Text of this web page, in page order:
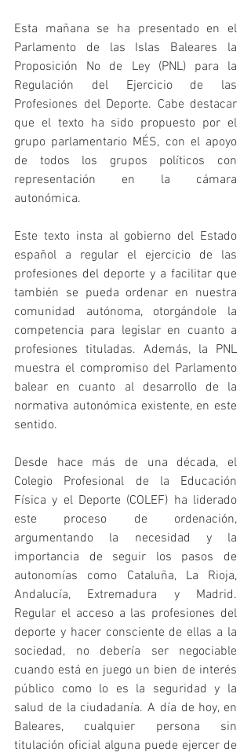
Esta mañana se ha presentado en el
Parlamento de las Islas Baleares la
Proposición No de Ley (PNL) para la
Regulación del Ejercicio de las
Profesiones del Deporte. Cabe destacar
que el texto ha sido propuesto por el
grupo parlamentario MÉS, con el apoyo
de todos los grupos políticos con
representación en la cámara
autonómica.
Este texto insta al gobierno del Estado
español a regular el ejercicio de las
profesiones del deporte y a facilitar que
también se pueda ordenar en nuestra
comunidad autónoma, otorgándole la
competencia para legislar en cuanto a
profesiones tituladas. Además, la PNL
muestra el compromiso del Parlamento
balear en cuanto al desarrollo de la
normativa autonómica existente, en este
sentido.
Desde hace más de una década, el
Colegio Profesional de la Educación
Física y el Deporte (COLEF) ha liderado
este proceso de ordenación,
argumentando la necesidad y la
importancia de seguir los pasos de
autonomías como Cataluña, La Rioja,
Andalucía, Extremadura y Madrid.
Regular el acceso a las profesiones del
deporte y hacer consciente de ellas a la
sociedad, no debería ser negociable
cuando está en juego un bien de interés
público como lo es la seguridad y la
salud de la ciudadanía. A día de hoy, en
Baleares, cualquier persona sin
titulación oficial alguna puede ejercer de